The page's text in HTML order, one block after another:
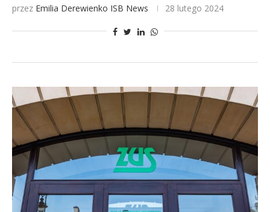
przez Emilia Derewienko ISB News 28 lutego 2024